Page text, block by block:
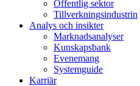
Offentlig sektor
Tillverkningsindustrin
Analys och insikter
Marknadsanalyser
Kunskapsbank
Evenemang
Systemguide
Karriär